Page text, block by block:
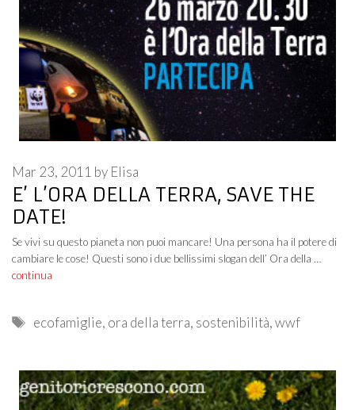
E’ L’ORA DELLA TERRA, SAVE THE
DATE!
Mar 23, 2011 by Elisa
Se vivi su questo pianeta non puoi mancare! Una persona ha il potere di
cambiare le cose! Questi sono i due bellissimi slogan dell’ Ora della …
continua
Tags
ecofamiglie, ora della terra, sostenibilità,wwf